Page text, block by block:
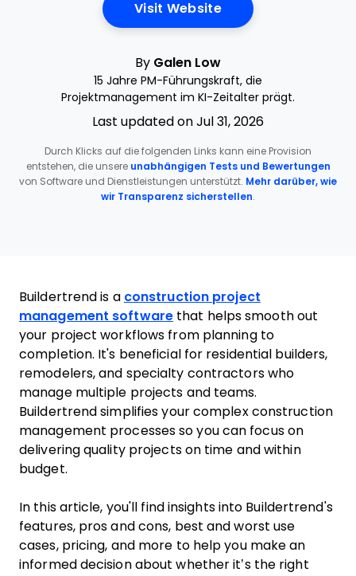
Visit WebsiteOpens New Window
By Galen Low
15 Jahre PM-Führungskraft, die
Projektmanagement im KI-Zeitalter prägt.
Last updated on Jul 31, 2026
Durch Klicks auf die folgenden Links kann eine Provision
entstehen, die unsere unabhängigen Tests und Bewertungen
von Software und Dienstleistungen unterstützt. Mehr darüber, wie
wir Transparenz sicherstellen.
Buildertrend is a construction project
management softwarethat helps smooth out
your project workflows from planning to
completion. It's beneficial for residential builders,
remodelers, and specialty contractors who
manage multiple projects and teams.
Buildertrend simplifies your complex construction
management processes so you can focus on
delivering quality projects on time and within
budget.
In this article, you'll find insights into Buildertrend's
features, pros and cons, best and worst use
cases, pricing, and more to help you make an
informed decision about whether it’s the right